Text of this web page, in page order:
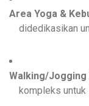
Area Yoga &
didedikasikan
Walking/Jogging
kompleks untuk